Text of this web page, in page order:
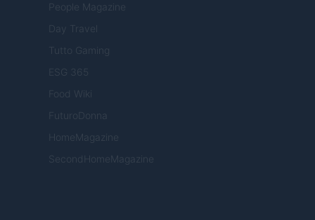
People Magazine
Day Travel
Tutto Gaming
ESG 365
Food Wiki
FuturoDonna
HomeMagazine
SecondHomeMagazine